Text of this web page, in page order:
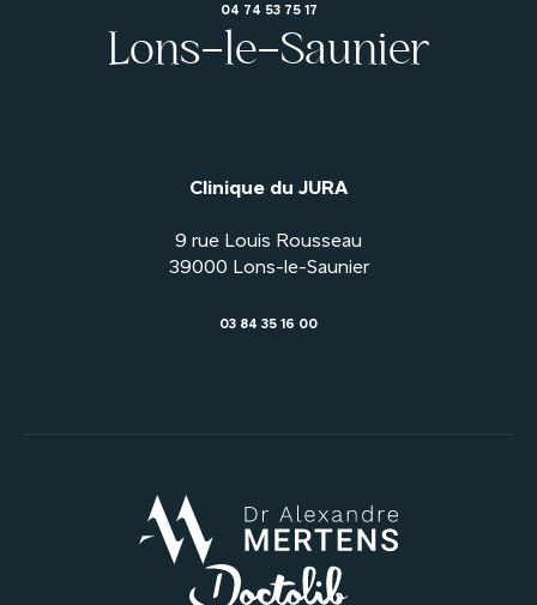
04 74 53 75 17
Lons-le-Saunier
Clinique du JURA
9 rue Louis Rousseau
39000 Lons-le-Saunier
03 84 35 16 00